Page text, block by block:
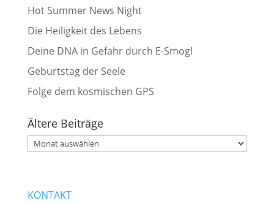
Hot Summer News Night
Die Heiligkeit des Lebens
Deine DNA in Gefahr durch E-Smog!
Geburtstag der Seele
Folge dem kosmischen GPS
Ältere Beiträge
Ältere
KONTAKT